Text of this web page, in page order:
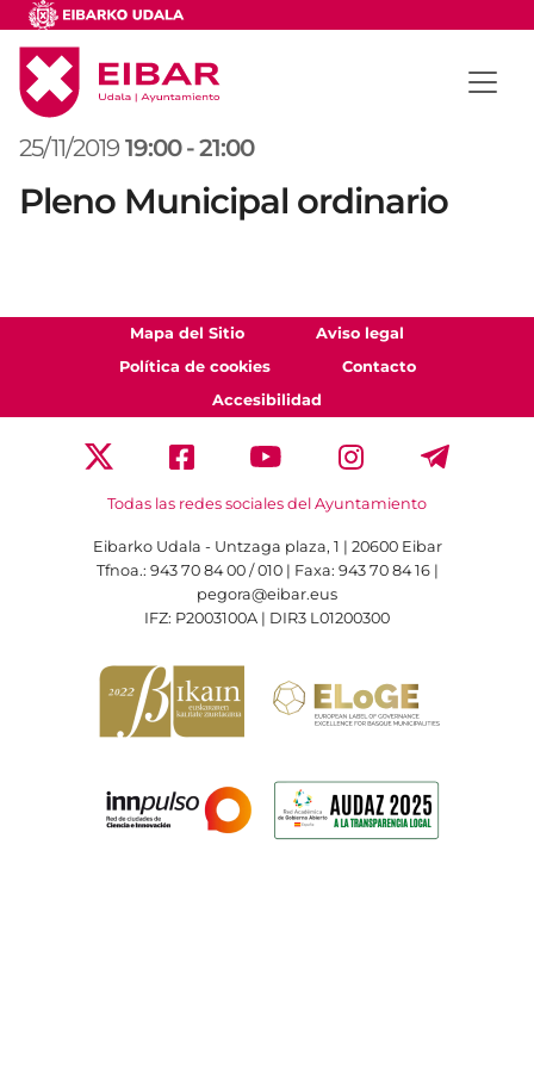
25/11/2019 19:00 -21:00
Pleno Municipal ordinario
Mapa del Sitio
Aviso legal
Política de cookies
Contacto
Accesibilidad
Todas las redes sociales del Ayuntamiento
Eibarko Udala - Untzaga plaza, 1 | 20600 Eibar
Tfnoa.: 943 70 84 00 / 010 | Faxa: 943 70 84 16 |
pegora@eibar.eus
IFZ: P2003100A | DIR3 L01200300